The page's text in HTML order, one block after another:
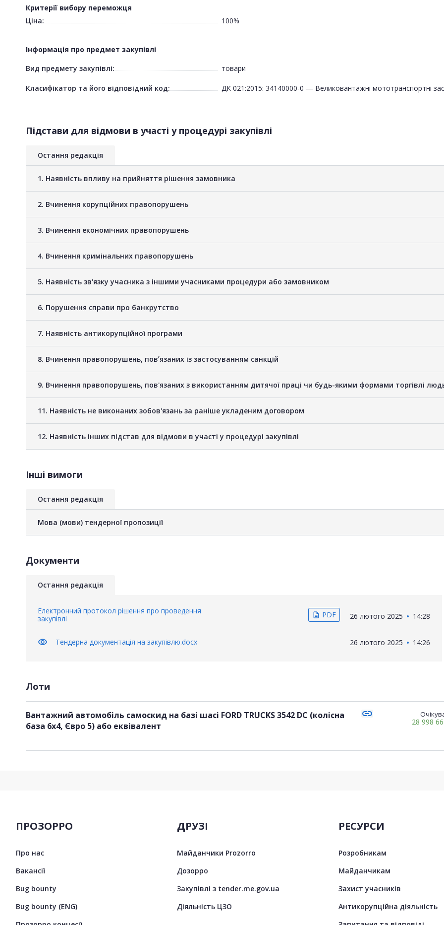
Критерії вибору переможця
Ціна:
100%
Інформація про предмет закупівлі
Вид предмету закупівлі:
товари
Класифікатор та його відповідний код: ДК 021:2015: 34140000-0 — Великовантажні мототранспортні
Підстави для відмови в участі у процедурі закупівлі
Остання редакція
1. Наявність впливу на прийняття рішення замовника
2. Вчинення корупційних правопорушень
3. Вчинення економічних правопорушень
4. Вчинення кримінальних правопорушень
5. Наявність зв'язку учасника з іншими учасниками процедури або замовником
6. Порушення справи про банкрутство
7. Наявність антикорупційної програми
8. Вчинення правопорушень, повʼязаних із застосуванням санкцій
9. Вчинення правопорушень, пов'язаних з використанням дитячої праці чи будь-якими формами торгівлі
11. Наявність не виконаних зобов'язань за раніше укладеним договором
12. Наявність інших підстав для відмови в участі у процедурі закупівлі
Інші вимоги
Остання редакція
Мова (мови) тендерної пропозиції
Документи
Остання редакція
Електронний протокол рішення про проведення
закупівлі
description PDF 26 лютого 2025 14:28
visibility Тендерна документація на закупівлю.docx 26 лютого 2025 14:26
Лоти
Вантажний автомобіль самоскид на базі шасі FORD TRUCKS 3542 DC (колісна
база 6х4, Євро 5) або еквівалент
link
28 998
ПРОЗОРРО
Про нас
Вакансії
Bug bounty
Bug bounty (ENG)
ДРУЗІ
Майданчики Prozorro
Дозорро
Закупівлі з tender.me.gov.ua
Діяльність ЦЗО
РЕСУРСИ
Розробникам
Майданчикам
Захист учасників
Антикорупційна діяльність